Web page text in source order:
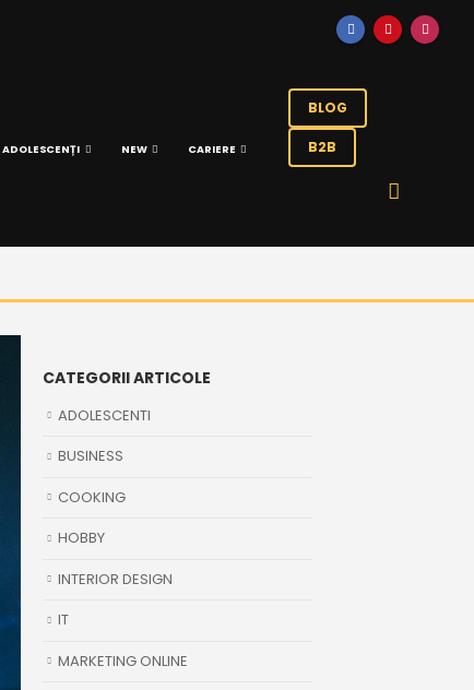
ADOLESCENȚI NEW CARIERE
BLOG
B2B
CATEGORII ARTICOLE
ADOLESCENTI
BUSINESS
COOKING
HOBBY
INTERIOR DESIGN
IT
MARKETING ONLINE